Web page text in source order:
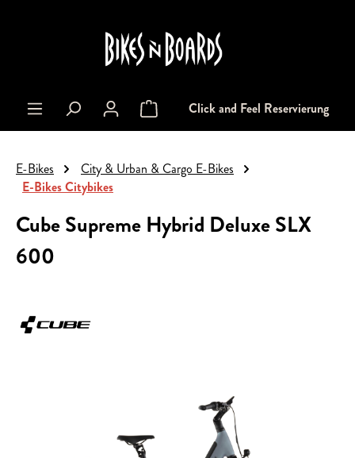
Warenkorb enthält 0 Positionen. Der
Click and Feel Reservierung
E-Bikes
City & Urban & Cargo E-Bikes
E-Bikes Citybikes
Cube Supreme Hybrid Deluxe SLX
600